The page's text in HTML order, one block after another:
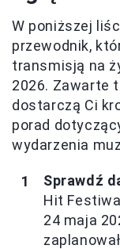
W poniższej
przewodnik,
transmisją na
2026. Zawarte
dostarczą Ci
porad
wydarzenia
Sprawdź
Hit
24 maja